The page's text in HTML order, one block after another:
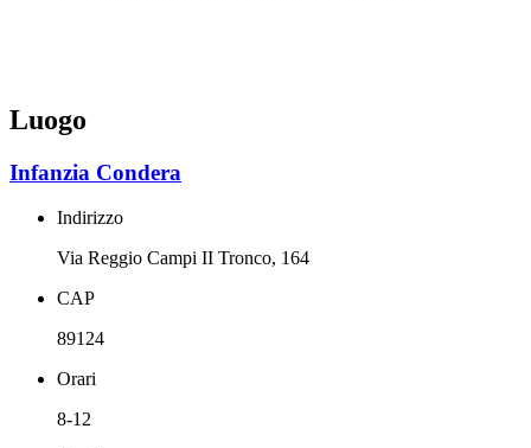
Luogo
Infanzia Condera
Indirizzo
Via Reggio Campi II Tronco, 164
CAP
89124
Orari
8-12